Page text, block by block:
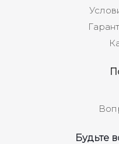
Будьте